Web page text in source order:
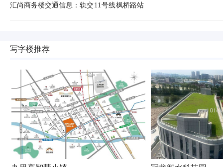
汇尚商务楼交通信息：轨交 11 号线 枫桥路站
写字楼推荐